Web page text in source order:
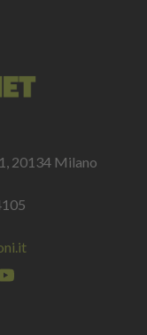
20134 Milano